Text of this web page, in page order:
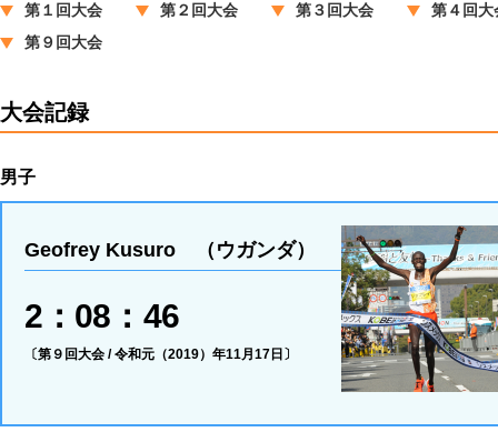
第１回大会
第２回大会 第３回大会
第４回大
第９回大会
大会記録
男子
Geofrey Kusuro （ウガンダ）
2：08：46
〔第９回大会 / 令和元（2019）年11月17日〕